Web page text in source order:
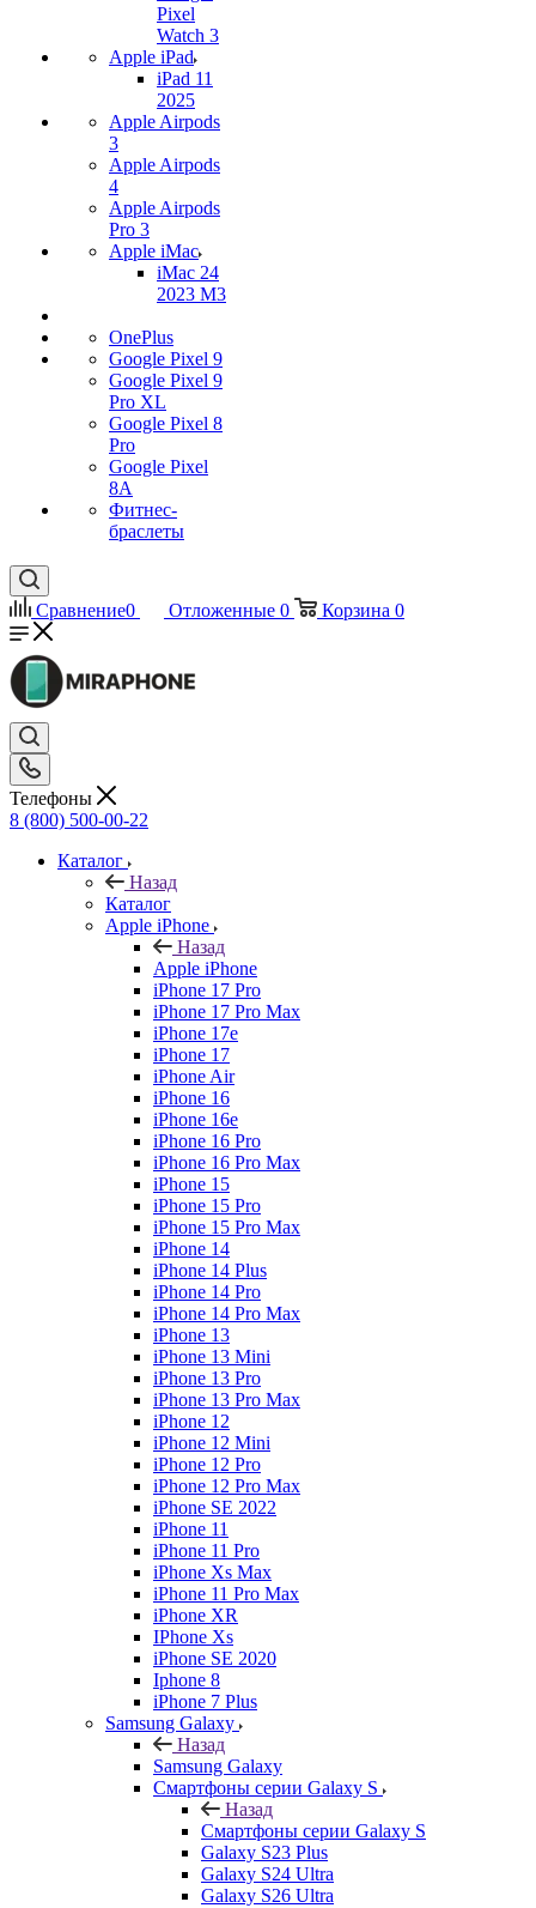
Pixel
Watch 3
Apple iPad
iPad 11
2025
Apple Airpods
3
Apple Airpods
4
Apple Airpods
Pro 3
Apple iMac
iMac 24
2023 M3
OnePlus
Google Pixel 9
Google Pixel 9
Pro XL
Google Pixel 8
Pro
Google Pixel
8A
Фитнес-
браслеты
Сравнение0 Отложенные 0 Корзина 0
Телефоны
8 (800) 500-00-22
Каталог
Назад
Каталог
Apple iPhone
Назад
Apple iPhone
iPhone 17 Pro
iPhone 17 Pro Max
iPhone 17e
iPhone 17
iPhone Air
iPhone 16
iPhone 16e
iPhone 16 Pro
iPhone 16 Pro Max
iPhone 15
iPhone 15 Pro
iPhone 15 Pro Max
iPhone 14
iPhone 14 Plus
iPhone 14 Pro
iPhone 14 Pro Max
iPhone 13
iPhone 13 Mini
iPhone 13 Pro
iPhone 13 Pro Max
iPhone 12
iPhone 12 Mini
iPhone 12 Pro
iPhone 12 Pro Max
iPhone SE 2022
iPhone 11
iPhone 11 Pro
iPhone Xs Max
iPhone 11 Pro Max
iPhone XR
IPhone Xs
iPhone SE 2020
Iphone 8
iPhone 7 Plus
Samsung Galaxy
Назад
Samsung Galaxy
Смартфоны серии Galaxy S
Назад
Смартфоны серии Galaxy S
Galaxy S23 Plus
Galaxy S24 Ultra
Galaxy S26 Ultra